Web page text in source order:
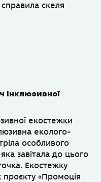
скеля
інклюзивної
екостежки
еколого-
особливого
завітала до цього
Екостежку
«Промоція